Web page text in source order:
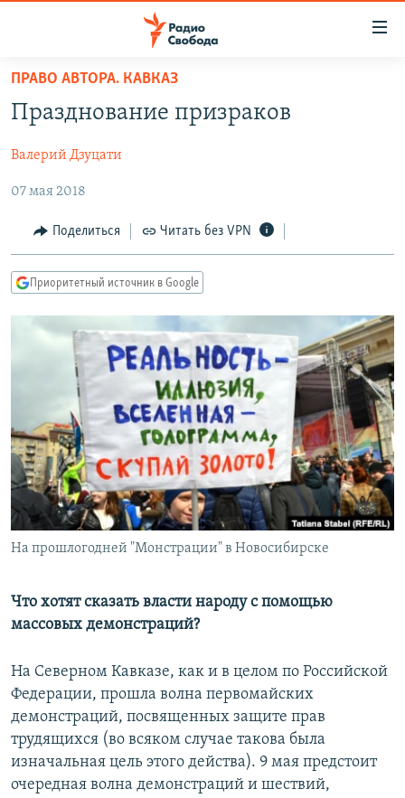
упрощенного
доступа
содержанию
Вернутся
главной
навигации
Вернутся
ПОДКАСТЫ
АВТОРСКИЕ ПРОЕКТЫ
ЦИТАТЫ СВОБОДЫ
МНЕНИЯ
КУЛЬТУРА
IDEL.РЕАЛИИ
СЕВЕР.РЕАЛИИ
СИБИРЬ.РЕАЛИИ
РАСПИСАНИЕ ВЕЩАНИЯ
ПОДПИШИТЕСЬ НА РАССЫЛКУ
СОЦИАЛЬНЫЕ СЕТИ
Все сайты РСЕ/РС
ПРАВО АВТОРА. КАВКАЗ
Празднование призраков
Валерий Дзуцати
07 мая 2018
Поделиться Читать без VPN
Приоритетный источник в Google
На прошлогодней "Монстрации" в Новосибирске
Что хотят сказать власти народу с помощью
массовых демонстраций?
На Северном Кавказе, как и в целом по Российской
Федерации, прошла волна первомайских
демонстраций, посвященных защите прав
трудящихся (во всяком случае такова была
изначальная цель этого действа). 9 мая предстоит
очередная волна демонстраций и шествий,